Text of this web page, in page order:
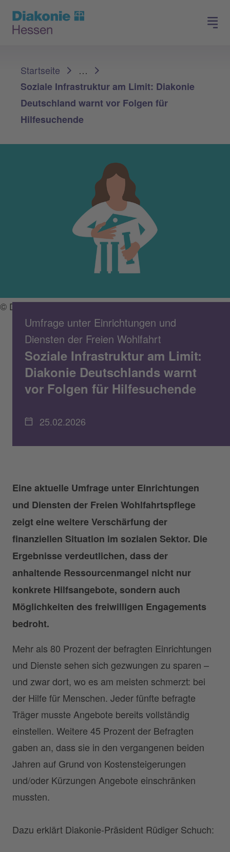
Spenden
Startseite
…
Soziale Infrastruktur am Limit: Diakonie
Deutschland warnt vor Folgen für
Hilfesuchende
© Diakonie / Francesco Ciccolella
Umfrage unter Einrichtungen und
Diensten der Freien Wohlfahrt
Soziale Infrastruktur am Limit:
Diakonie Deutschlands warnt
vor Folgen für Hilfesuchende
25.02.2026
Eine aktuelle Umfrage unter Einrichtungen
und Diensten der Freien Wohlfahrtspflege
zeigt eine weitere Verschärfung der
finanziellen Situation im sozialen Sektor. Die
Ergebnisse verdeutlichen, dass der
anhaltende Ressourcenmangel nicht nur
konkrete Hilfsangebote, sondern auch
Möglichkeiten des freiwilligen Engagements
bedroht.
Mehr als 80 Prozent der befragten Einrichtungen
und Dienste sehen sich gezwungen zu sparen –
und zwar dort, wo es am meisten schmerzt: bei
der Hilfe für Menschen. Jeder fünfte befragte
Träger musste Angebote bereits vollständig
einstellen. Weitere 45 Prozent der Befragten
gaben an, dass sie in den vergangenen beiden
Jahren auf Grund von Kostensteigerungen
und/oder Kürzungen Angebote einschränken
mussten.
Dazu erklärt Diakonie-Präsident Rüdiger Schuch: